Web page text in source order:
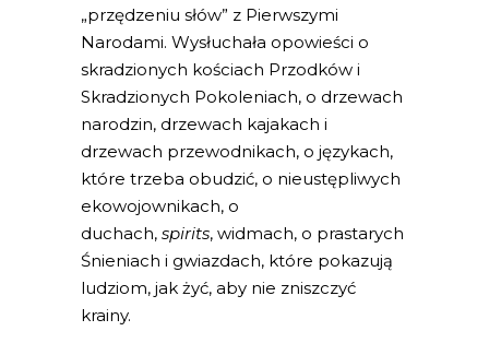
„przędzeniu słów” z Pierwszymi
Narodami. Wysłuchała opowieści o
skradzionych kościach Przodków i
Skradzionych Pokoleniach, o drzewach
narodzin, drzewach kajakach i
drzewach przewodnikach, o językach,
które trzeba obudzić, o nieustępliwych
ekowojownikach, o
duchach, spirits, widmach, o prastarych
Śnieniach i gwiazdach, które pokazują
ludziom, jak żyć, aby nie zniszczyć
krainy.